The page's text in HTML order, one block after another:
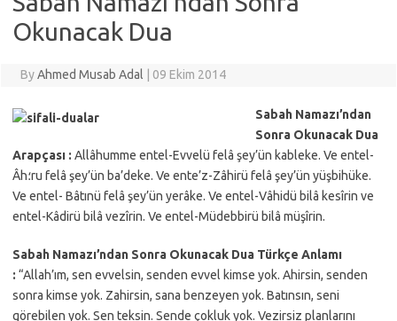
Okunacak Dua
ByAhmed Musab Adal 09 Ekim 2014
Sabah Namazı’ndan
Sonra Okunacak Dua
Arapçası : Allâhumme entel-Evvelü felâ şey’ün kableke. Ve entel-
Âh؛ru felâ şey’ün ba’deke. Ve ente’z-Zâhirü felâ şey’ün yüşbihüke.
Ve entel- Bâtınü felâ şey’ün yerâke. Ve entel-Vâhidü bilâ kesîrin ve
entel-Kâdirü bilâ vezîrin. Ve entel-Müdebbirü bilâ müşîrin.
Sabah Namazı’ndan Sonra Okunacak Dua Türkçe Anlamı
: “Allah’ım, sen evvelsin, senden evvel kimse yok. Ahirsin, senden
sonra kimse yok. Zahirsin, sana benzeyen yok. Batınsın, seni
görebilen yok. Sen teksin. Sende çokluk yok. Vezirsiz planlarını